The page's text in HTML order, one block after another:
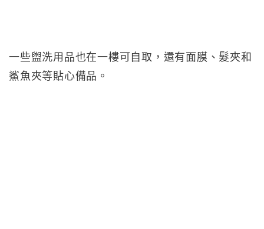
一些盥洗用品也在一樓可自取，還有面膜、髮夾和
鯊魚夾等貼心備品。